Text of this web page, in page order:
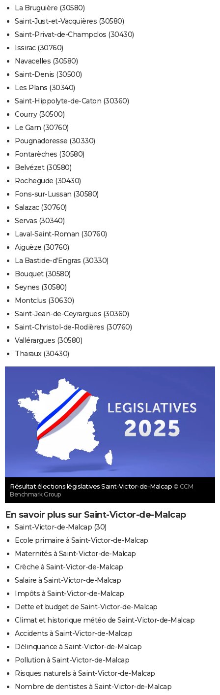
La Bruguière (30580)
Saint-Just-et-Vacquières (30580)
Saint-Privat-de-Champclos (30430)
Issirac (30760)
Navacelles (30580)
Saint-Denis (30500)
Les Plans (30340)
Saint-Hippolyte-de-Caton (30360)
Courry (30500)
Le Garn (30760)
Pougnadoresse (30330)
Fontarèches (30580)
Belvézet (30580)
Rochegude (30430)
Fons-sur-Lussan (30580)
Salazac (30760)
Servas (30340)
Laval-Saint-Roman (30760)
Aiguèze (30760)
La Bastide-d'Engras (30330)
Bouquet (30580)
Seynes (30580)
Montclus (30630)
Saint-Jean-de-Ceyrargues (30360)
Saint-Christol-de-Rodières (30760)
Vallérargues (30580)
Tharaux (30430)
Résultat élections législatives Saint-Victor-de-Malcap © CCM
Benchmark Group
En savoir plus sur Saint-Victor-de-Malcap
Saint-Victor-de-Malcap (30)
Ecole primaire à Saint-Victor-de-Malcap
Maternités à Saint-Victor-de-Malcap
Crèche à Saint-Victor-de-Malcap
Salaire à Saint-Victor-de-Malcap
Impôts à Saint-Victor-de-Malcap
Dette et budget de Saint-Victor-de-Malcap
Climat et historique météo de Saint-Victor-de-Malcap
Accidents à Saint-Victor-de-Malcap
Délinquance à Saint-Victor-de-Malcap
Pollution à Saint-Victor-de-Malcap
Risques naturels à Saint-Victor-de-Malcap
Nombre de dentistes à Saint-Victor-de-Malcap